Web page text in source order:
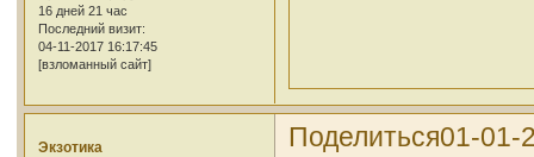
16 дней 21 час
Последний визит:
04-11-2017 16:17:45
[взломанный сайт]
Поделиться01-01-
Экзотика